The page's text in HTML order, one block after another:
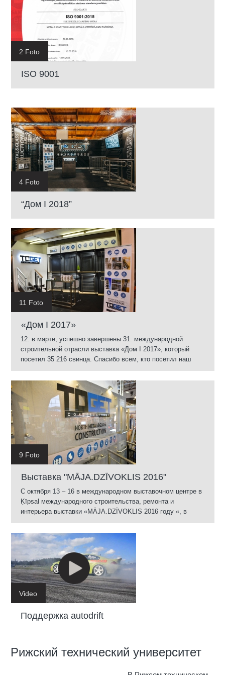
2 Foto
ISO 9001
4 Foto
“Дом I 2018”
11 Foto
«Дом I 2017»
12. в марте, успешно завершены 31. международной
строительной отрасли выставка «Дом I 2017», который
посетил 35 216 свинца. Спасибо всем, кто посетил наш
9 Foto
Выставка "MĀJA.DZĪVOKLIS 2016"
С октября 13 – 16 в международном выставочном центре в
Ķīpsal международного строительства, ремонта и
интерьера выставки «MĀJA.DZĪVOKLIS 2016 году «, в
производителями...
Video
Поддержка autodrift
Рижский технический университет